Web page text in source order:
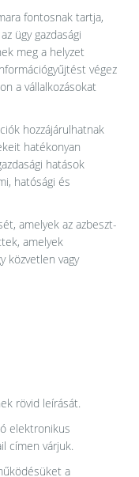
fontosnak tartja,
ügy gazdasági
meg a helyzet
végez
a vállalkozásokat
hozzájárulhatnak
hatékonyan
hatások
hatósági és
amelyek az azbeszt-
amelyek
közvetlen vagy
rövid leírását.
elektronikus
címen várjuk.
a